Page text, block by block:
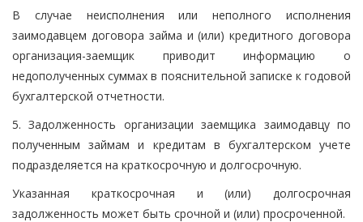
В случае неисполнения или неполного исполнения
заимодавцем договора займа и (или) кредитного договора
организация-заемщик приводит информацию о
недополученных суммах в пояснительной записке к годовой
бухгалтерской отчетности.
5. Задолженность организации заемщика заимодавцу по
полученным займам и кредитам в бухгалтерском учете
подразделяется на краткосрочную и долгосрочную.
Указанная краткосрочная и (или) долгосрочная
задолженность может быть срочной и (или) просроченной.